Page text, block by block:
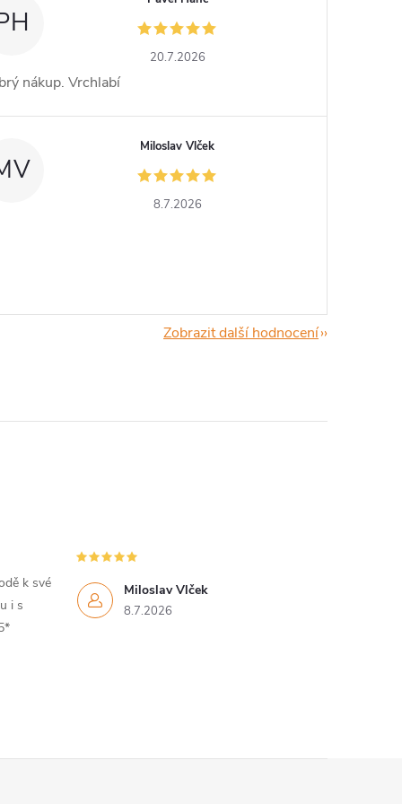
20.7.2026
nákup. Vrchlabí
Miloslav Vlček
8.7.2026
Zobrazit další hodnocení
k své
i s
Miloslav Vlček
8.7.2026